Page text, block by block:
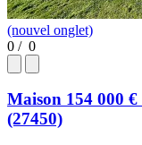
(nouvel onglet)
0 / 0
Maison 154 000 €
(27450)